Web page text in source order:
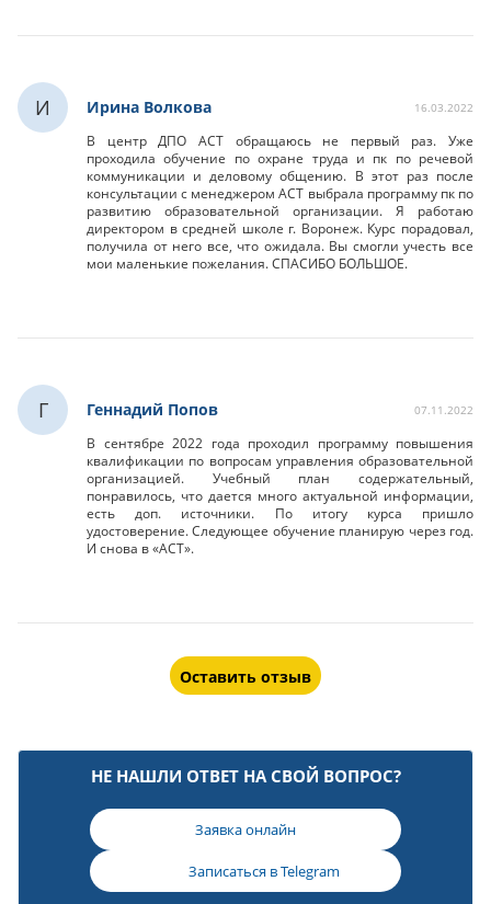
И Ирина Волкова 16.03.2022
В центр ДПО АСТ обращаюсь не первый раз. Уже
проходила обучение по охране труда и пк по речевой
коммуникации и деловому общению. В этот раз после
консультации с менеджером АСТ выбрала программу пк по
развитию образовательной организации. Я работаю
директором в средней школе г. Воронеж. Курс порадовал,
получила от него все, что ожидала. Вы смогли учесть все
мои маленькие пожелания. СПАСИБО БОЛЬШОЕ.
Г Геннадий Попов 07.11.2022
В сентябре 2022 года проходил программу повышения
квалификации по вопросам управления образовательной
организацией. Учебный план содержательный,
понравилось, что дается много актуальной информации,
есть доп. источники. По итогу курса пришло
удостоверение. Следующее обучение планирую через год.
И снова в «АСТ».
Оставить отзыв
НЕ НАШЛИ ОТВЕТ НА СВОЙ ВОПРОС?
Заявка онлайн
Записаться вTelegram